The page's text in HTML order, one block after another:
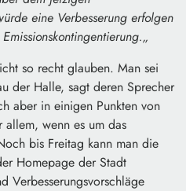
eine Verbesserung erfolgen
Emissionskontingentierung.„
so recht glauben. Man sei
der Halle, sagt deren Sprecher
aber in einigen Punkten von
wenn es um das
bis Freitag kann man die
Homepage der Stadt
Verbesserungsvorschläge